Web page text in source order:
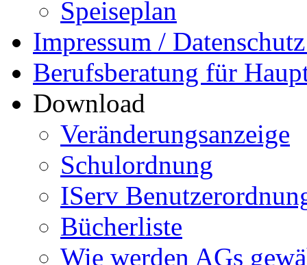
Speiseplan
Impressum /
Berufsberatung für
Download
Veränderungsanzeige
Schulordnung
IServ
Bücherliste
Wie werden AGs